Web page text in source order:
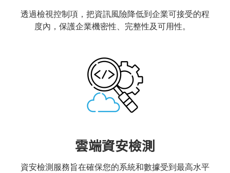
透過檢視控制項，把資訊風險降低到企業可接受的程
度內，保護企業機密性、完整性及可用性。
雲端資安檢測
資安檢測服務旨在確保您的系統和數據受到最高水平